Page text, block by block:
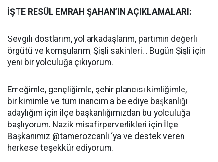
İŞTE RESÜL EMRAH ŞAHAN’IN AÇIKLAMALARI:
Sevgili dostlarım, yol arkadaşlarım, partimin değerli
örgütü ve komşularım, Şişli sakinleri… Bugün Şişli için
yeni bir yolculuğa çıkıyorum.
Emeğimle, gençliğimle, şehir plancısı kimliğimle,
birikimimle ve tüm inancımla belediye başkanlığı
adaylığım için ilçe başkanlığımızdan bu yolculuğa
başlıyorum. Nazik misafirperverlikleri için İlçe
Başkanımız @tamerozcanli ‘ya ve destek veren
herkese teşekkür ediyorum.